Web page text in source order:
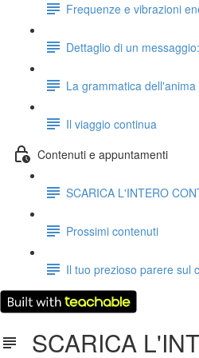
Frequenze e vibrazioni
Dettaglio di un
La grammatica dell'anima
Il viaggio continua
Contenuti e appuntamenti
SCARICA L'INTERO
Prossimi contenuti
Il tuo prezioso parere sul
SCARICA